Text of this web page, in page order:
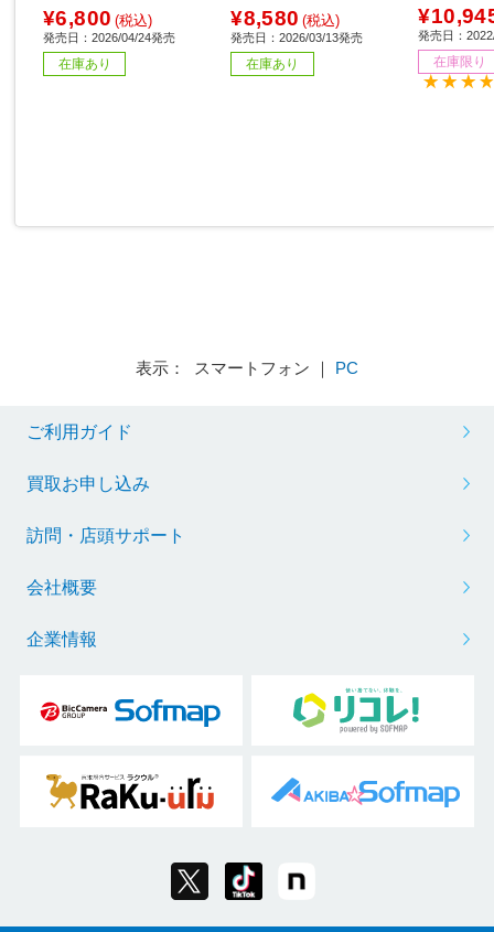
¥6,800 (税込)
発売日：2026/04/24発売
在庫あり
¥8,580 (税込)
発売日：2026/03/13発売
在庫あり
K-FRCJK
発売日：
在庫限り
表示： スマートフォン ｜ PC
ご利用ガイド
買取お申し込み
訪問・店頭サポート
会社概要
企業情報